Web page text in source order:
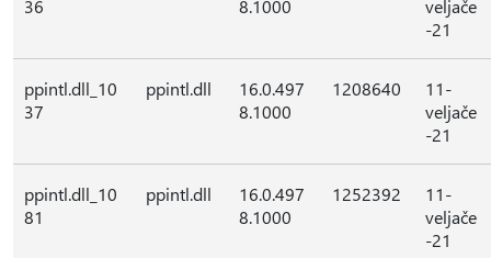
36
8.1000
veljače
-21
ppintl.dll_10
37
ppintl.dll
16.0.497
8.1000
1208640
11-
veljače
-21
ppintl.dll_10
81
ppintl.dll
16.0.497
8.1000
1252392
11-
veljače
-21